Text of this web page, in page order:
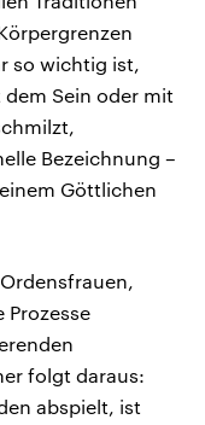
so wichtig ist,
Sein oder mit
Bezeichnung –
Göttlichen
Prozesse
folgt daraus:
abspielt, ist